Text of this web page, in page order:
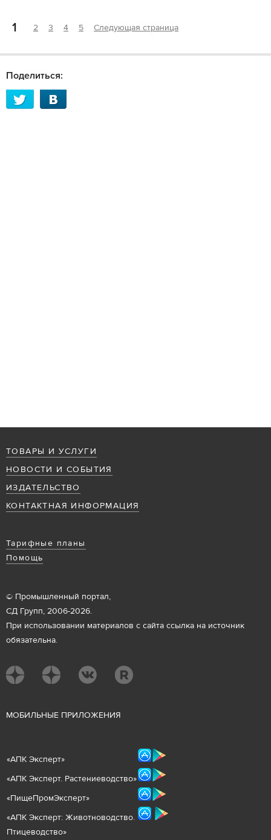
1 2 3 4 5 Следующая страница
Поделиться:
ТОВАРЫ И УСЛУГИ
НОВОСТИ И СОБЫТИЯ
ИЗДАТЕЛЬСТВО
КОНТАКТНАЯ ИНФОРМАЦИЯ
Тарифные планы
Помощь
© Промышленный портал,
СД Групп, 2006-2026.
При использовании материалов с сайта ссылка на источник
обязательна.
МОБИЛЬНЫЕ ПРИЛОЖЕНИЯ
«АПК Эксперт»
«АПК Эксперт. Растениеводство»
«ПищеПромЭксперт»
«АПК Эксперт: Животноводство.
Птицеводство»